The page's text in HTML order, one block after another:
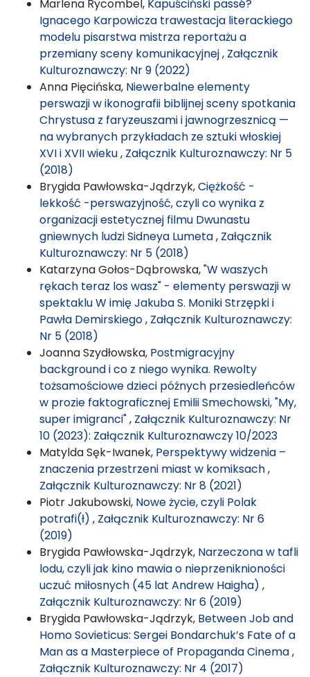
Marlena Rycombel, Kapuściński passé?
Ignacego Karpowicza trawestacja literackiego
modelu pisarstwa mistrza reportażu a
przemiany sceny komunikacyjnej, Załącznik
Kulturoznawczy: Nr 9 (2022)
Anna Pięcińska, Niewerbalne elementy
perswazji w ikonografii biblijnej sceny spotkania
Chrystusa z faryzeuszami i jawnogrzesznicą —
na wybranych przykładach ze sztuki włoskiej
XVI i XVII wieku, Załącznik Kulturoznawczy: Nr 5
(2018)
Brygida Pawłowska-Jądrzyk,Ciężkość -
lekkość -perswazyjność, czyli co wynika z
organizacji estetycznej filmu Dwunastu
gniewnych ludzi Sidneya Lumeta, Załącznik
Kulturoznawczy: Nr 5 (2018)
Katarzyna Gołos-Dąbrowska,"W waszych
rękach teraz los wasz" - elementy perswazji w
spektaklu W imię Jakuba S. Moniki Strzępki i
Pawła Demirskiego, Załącznik Kulturoznawczy:
Nr 5 (2018)
Joanna Szydłowska, Postmigracyjny
background i co z niego wynika. Rewolty
tożsamościowe dzieci późnych przesiedleńców
w prozie faktograficznej Emilii Smechowski, "My,
super imigranci", Załącznik Kulturoznawczy: Nr
10 (2023): Załącznik Kulturoznawczy 10/2023
Matylda Sęk-Iwanek, Perspektywy widzenia –
znaczenia przestrzeni miast w komiksach,
Załącznik Kulturoznawczy: Nr 8 (2021)
Piotr Jakubowski, Nowe życie, czyli Polak
potrafi(ł) , Załącznik Kulturoznawczy: Nr 6
(2019)
Brygida Pawłowska-Jądrzyk, Narzeczona w tafli
lodu, czyli jak kino mawia o nieprzeniknioności
uczuć miłosnych (45 lat Andrew Haigha) ,
Załącznik Kulturoznawczy: Nr 6 (2019)
Brygida Pawłowska-Jądrzyk, Between Job and
Homo Sovieticus: Sergei Bondarchuk’s Fate of a
Man as a Masterpiece of Propaganda Cinema,
Załącznik Kulturoznawczy: Nr 4 (2017)